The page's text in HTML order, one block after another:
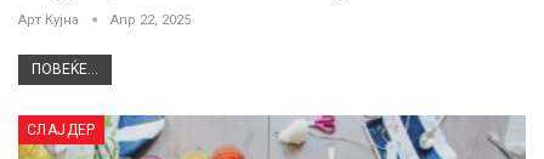
Арт Кујна Апр 22, 2025
ПОВЕЌЕ...
СЛАЈДЕР